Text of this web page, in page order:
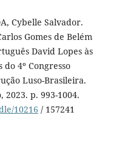
Cybelle Salvador.
Gomes de Belém
David Lopes às
4º Congresso
Luso-Brasileira.
p. 993-1004.
10216 / 157241